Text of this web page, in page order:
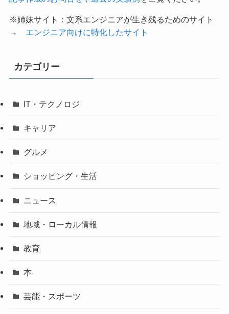
※姉妹サイト：文系エンジニアが生き残るためのサイト
→ エンジニア向けに特化したサイト
カテゴリー
IT・テクノロジ
キャリア
グルメ
ショッピング・生活
ニュース
地域・ローカル情報
教育
本
芸能・スポーツ